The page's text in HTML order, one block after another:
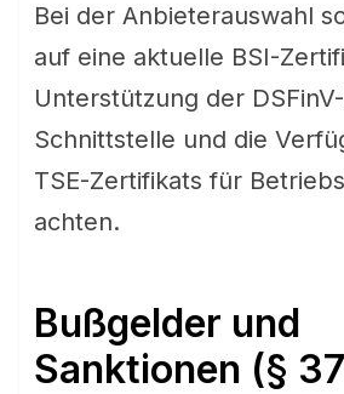
Bei der Anbieterauswahl
auf eine aktuelle BSI-
Unterstützung der
Schnittstelle und die
TSE-Zertifikats für
achten.
Bußgelder und
Sanktionen (§